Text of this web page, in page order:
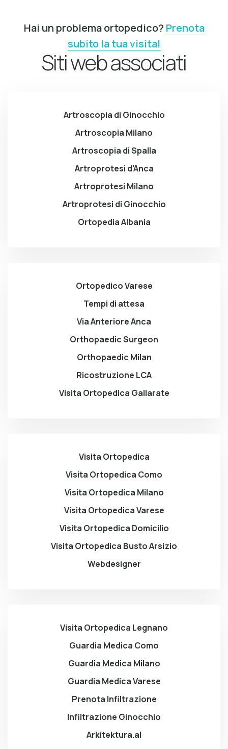
Hai un problema ortopedico? Prenota
subito la tua visita!
Siti web associati
Artroscopia di Ginocchio
Artroscopia Milano
Artroscopia di Spalla
Artroprotesi d'Anca
Artroprotesi Milano
Artroprotesi di Ginocchio
Ortopedia Albania
Ortopedico Varese
Tempi di attesa
Via Anteriore Anca
Orthopaedic Surgeon
Orthopaedic Milan
Ricostruzione LCA
Visita Ortopedica Gallarate
Visita Ortopedica
Visita Ortopedica Como
Visita Ortopedica Milano
Visita Ortopedica Varese
Visita Ortopedica Domicilio
Visita Ortopedica Busto Arsizio
Webdesigner
Visita Ortopedica Legnano
Guardia Medica Como
Guardia Medica Milano
Guardia Medica Varese
Prenota Infiltrazione
Infiltrazione Ginocchio
Arkitektura.al